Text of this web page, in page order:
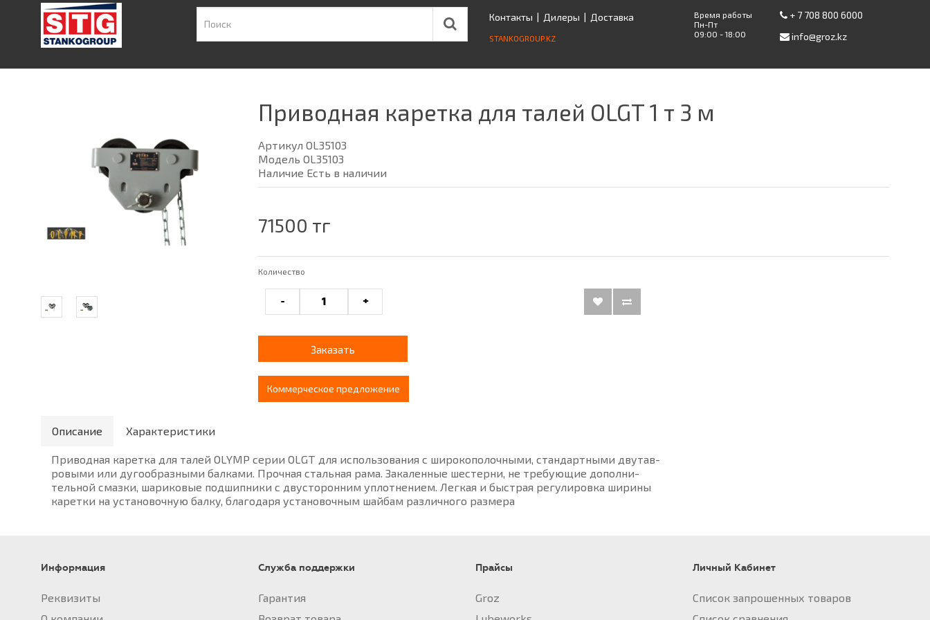
Контакты | Дилеры | Доставка
STANKOGROUP.KZ
Время работы
Пн-Пт
09:00 - 18:00
+ 7 708 800 6000
info@groz.kz
Приводная каретка для талей OLGT 1 т 3 м
Артикул OL35103
Модель OL35103
Наличие Есть в наличии
71500 тг
Количество
- +
Заказать
Коммерческое предложение
Описание Характеристики
Приводная каретка для талей OLYMP серии OLGT для ис­поль­зо­ва­ния с ши­ро­ко­по­лоч­ны­ми, стан­дарт­ны­ми дву­тав­
ро­вы­ми или ду­го­об­раз­ны­ми бал­ка­ми. Проч­ная сталь­ная ра­ма. За­ка­лен­ные ше­с­тер­ни, не тре­бу­ю­щие до­пол­ни­
тель­ной смаз­ки, ша­ри­ко­вые под­шип­ни­ки с дву­сто­рон­ним уп­лот­не­ни­ем. Лег­кая и бы­ст­рая ре­гу­ли­ров­ка ши­ри­ны
каретки на установочную бал­ку, бла­го­да­ря ус­та­но­воч­ным шай­бам раз­лич­но­го раз­ме­ра
Информация
Реквизиты
Служба поддержки
Гарантия
Прайсы
Groz
Личный Кабинет
Список запрошенных товаров